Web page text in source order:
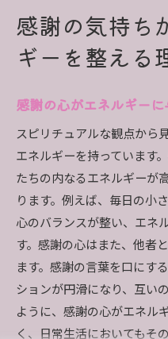
感謝の気持ち
ギーを整える
感謝の心がエネルギー
スピリチュアルな観点から
エネルギーを持っています
たちの内なるエネルギーが
ります。例えば、毎日の小
心のバランスが整い、エネ
す。感謝の心はまた、他者
ます。感謝の言葉を口にす
ションが円滑になり、互い
ように、感謝の心がエネル
く、日常生活においてもそ